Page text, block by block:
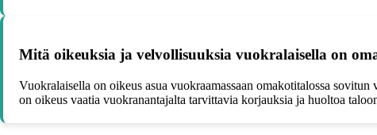
Mitä oikeuksia ja velvollisuuksia vuokralaisella on
Vuokralaisella on oikeus asua vuokraamassaan omakotitalossa
on oikeus vaatia vuokranantajalta tarvittavia korjauksia ja huoltoa